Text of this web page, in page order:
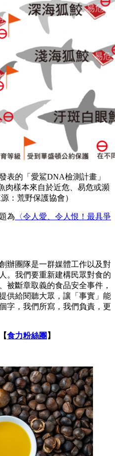
表的「愛鯊DNA檢測計畫」
肉樣本來自於近危、易危或瀕
：荒野保護協會）
為 〈令人愛、令人恨！最具爭
辦團隊是一群媒體工作以及對
。我們要重新建構民眾對食的
被斷章取義的食品安全事件，
供給閱聽大眾，讓「事實」能
字，我們所寫，我們負責，更
食力粉絲團 】